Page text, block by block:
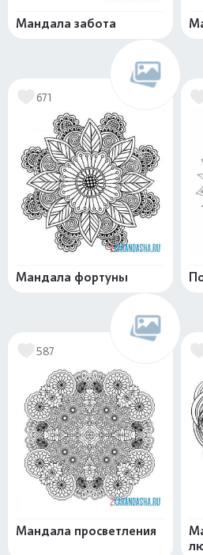
Мандала забота
671
Мандала фортуны
587
Мандала просветления